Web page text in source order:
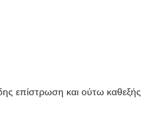
επίστρωση και ούτω καθεξής.